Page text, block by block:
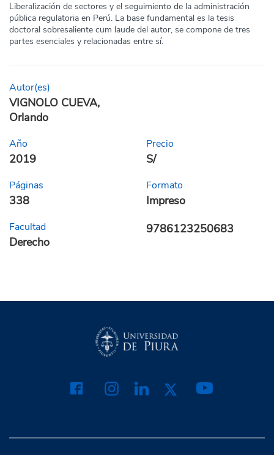
Liberalización de sectores y el seguimiento de la administración
pública regulatoria en Perú. La base fundamental es la tesis
doctoral sobresaliente cum laude del autor, se compone de tres
partes esenciales y relacionadas entre sí.
Autor(es)
VIGNOLO CUEVA,
Orlando
Año
2019
Precio
S/
Páginas
338
Formato
Impreso
Facultad
Derecho
9786123250683